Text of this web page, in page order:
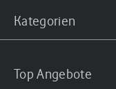
Kategorien
Top Angebote